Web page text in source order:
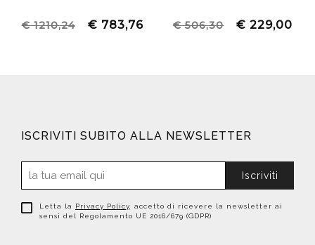
€ 1210,24 € 783,76 € 506,30 € 229,00
ISCRIVITI SUBITO ALLA NEWSLETTER
Iscriviti
Letta la Privacy Policy , accetto di ricevere la newsletter ai
sensi del Regolamento UE 2016/679 (GDPR)